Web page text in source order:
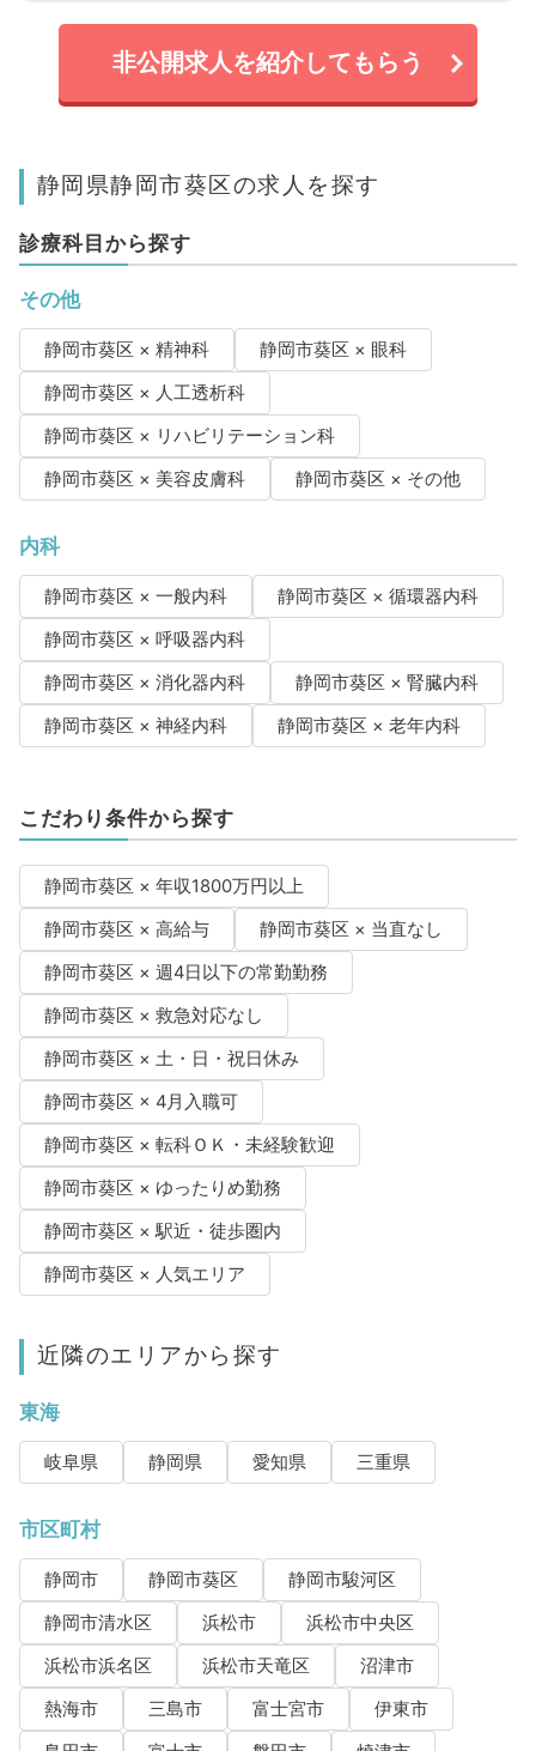
非公開求人を紹介してもらう
静岡県静岡市葵区の求人を探す
診療科目から探す
その他
静岡市葵区 × 精神科
静岡市葵区 × 眼科
静岡市葵区 × 人工透析科
静岡市葵区 × リハビリテーション科
静岡市葵区 × 美容皮膚科
静岡市葵区 × その他
内科
静岡市葵区 × 一般内科
静岡市葵区 × 循環器内科
静岡市葵区 × 呼吸器内科
静岡市葵区 × 消化器内科
静岡市葵区 × 腎臓内科
静岡市葵区 × 神経内科
静岡市葵区 × 老年内科
こだわり条件から探す
静岡市葵区 × 年収1800万円以上
静岡市葵区 × 高給与
静岡市葵区 × 当直なし
静岡市葵区 × 週4日以下の常勤勤務
静岡市葵区 × 救急対応なし
静岡市葵区 × 土・日・祝日休み
静岡市葵区 × 4月入職可
静岡市葵区 × 転科ＯＫ・未経験歓迎
静岡市葵区 × ゆったりめ勤務
静岡市葵区 × 駅近・徒歩圏内
静岡市葵区 × 人気エリア
近隣のエリアから探す
東海
岐阜県 静岡県 愛知県 三重県
市区町村
静岡市 静岡市葵区
静岡市駿河区
静岡市清水区
浜松市
浜松市中央区
浜松市浜名区
浜松市天竜区
沼津市
熱海市
三島市 富士宮市
伊東市